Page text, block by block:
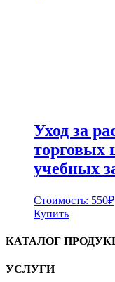
Уход за
торговых
учебных
Стоимость: 550₽
Купить
КАТАЛОГ
УСЛУГИ